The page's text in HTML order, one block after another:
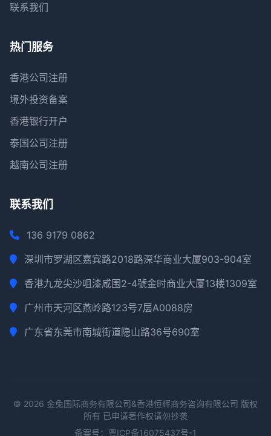
联系我们
热门服务
香港公司注册
境外投资备案
香港银行开户
泰国公司注册
越南公司注册
联系我们
136 9179 0862
深圳市罗湖区嘉宾路2018路深华商业大厦903-904室
香港九龙尖沙咀漆咸围2-4號金时商业大厦13楼1309室
广州市天河区燕岭路123号7层A0088房
广东省东莞市南城街道隐山路36号690室
© 2026 金兔国际商务有限公司&香港恒辉商务咨询有限公司 版权
所有 已申请著作权请勿抄袭
备案号： 粤ICP备16075437号-1